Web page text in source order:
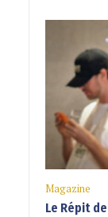
Magazine
Le Répit